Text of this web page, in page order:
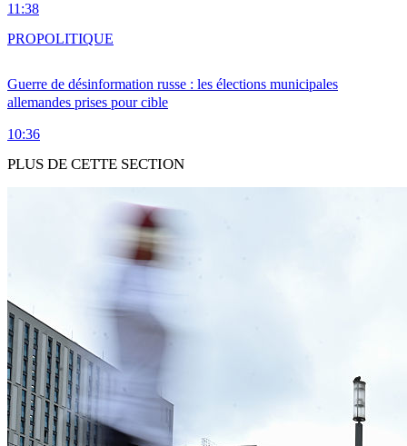
11:38
Guerre de désinformation russe : les élections municipales
allemandes prises pour cible
10:36
PROPOLITIQUE
PLUS DE CETTE SECTION